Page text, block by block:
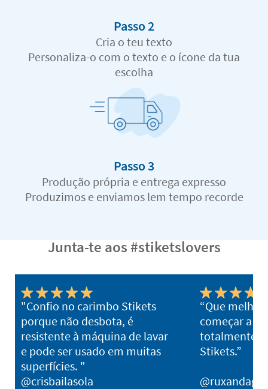
Passo 2
Cria o teu texto
Personaliza-o com o texto e o ícone da tua
escolha
Passo 3
Produção própria e entrega expresso
Produzimos e enviamos lem tempo recorde
Junta-te aos #stiketslovers
"Confio no carimbo Stikets
porque não desbota, é
resistente à máquina de lavar
e pode ser usado em muitas
superfícies. "
@crisbailasola
“Que
começar a
totalmente
Stikets.”